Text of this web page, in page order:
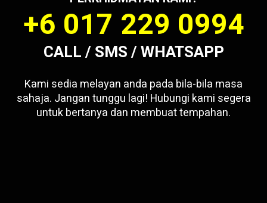
+6 017 229 0994
CALL / SMS / WHATSAPP
Kami sedia melayan anda pada bila-bila masa
sahaja. Jangan tunggu lagi! Hubungi kami segera
untuk bertanya dan membuat tempahan.